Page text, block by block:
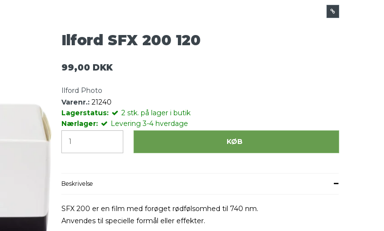
Ilford SFX 200 120
99,00 DKK
Ilford Photo
Varenr.: 21240
Lagerstatus:
2 stk. på lager i butik
Nærlager:
Levering 3-4 hverdage
KØB
Beskrivelse
SFX 200 er en film med forøget rødfølsomhed til 740 nm.
Anvendes til specielle formål eller effekter.